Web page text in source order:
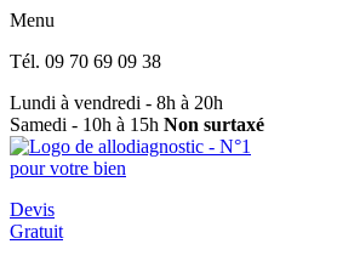
Menu
Tél. 09 70 69 09 38
Lundi à vendredi - 8h à 20h
Samedi - 10h à 15h Non surtaxé
Devis
Gratuit